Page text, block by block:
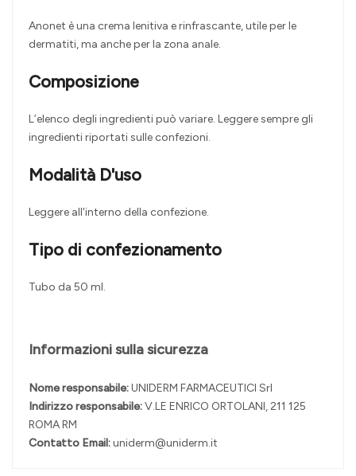
Anonet è una crema lenitiva e rinfrascante, utile per le
dermatiti, ma anche per la zona anale.
Composizione
L’elenco degli ingredienti può variare. Leggere sempre gli
ingredienti riportati sulle confezioni.
Modalità D'uso
Leggere all'interno della confezione.
Tipo di confezionamento
Tubo da 50 ml.
Informazioni sulla sicurezza
Nome responsabile:UNIDERM FARMACEUTICI Srl
Indirizzo responsabile:V.LE ENRICO ORTOLANI, 211 125
ROMA RM
Contatto Email:uniderm@uniderm.it